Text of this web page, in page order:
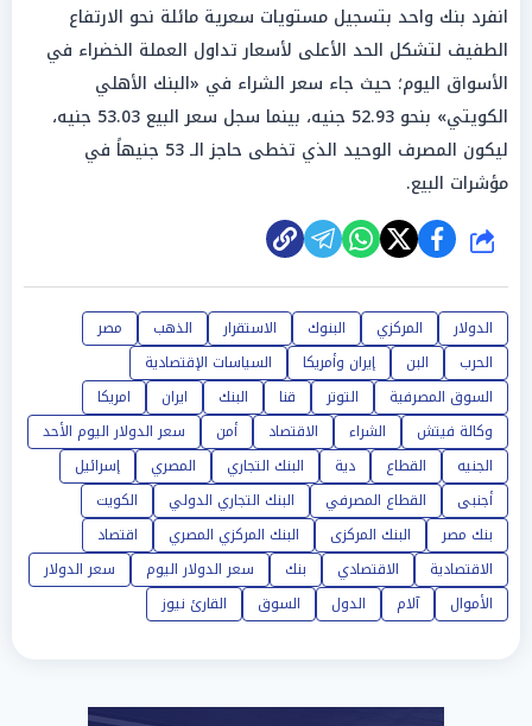
انفرد بنك واحد بتسجيل مستويات سعرية مائلة نحو الارتفاع
الطفيف لتشكل الحد الأعلى لأسعار تداول العملة الخضراء في
الأسواق اليوم؛ حيث جاء سعر الشراء في «البنك الأهلي
الكويتي» بنحو 52.93 جنيه، بينما سجل سعر البيع 53.03 جنيه،
ليكون المصرف الوحيد الذي تخطى حاجز الـ 53 جنيهاً في
مؤشرات البيع.
شارك
الدولار المركزي البنوك الاستقرار الذهب
مصر
الحرب
البن إيران وأمريكا
السياسات الإقتصادية
السوق المصرفية
التوتر قنا البنك ايران
امريكا
وكالة فيتش
الشراء الاقتصاد أمن
سعر الدولار اليوم الأحد
الجنيه
القطاع دية البنك التجاري المصري
إسرائيل
أجنبى
القطاع المصرفي البنك التجاري الدولي
الكويت
بنك مصر
البنك المركزى البنك المركزي المصري
اقتصاد
الاقتصادية
الاقتصادي بنك سعر الدولار اليوم
سعر الدولار
الأموال
آلام الدول السوق القارئ نيوز